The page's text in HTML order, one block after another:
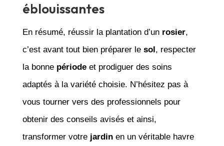
éblouissantes
En résumé, réussir la plantation d’un rosier,
c’est avant tout bien préparer le sol , respecter
la bonne périodeet prodiguer des soins
adaptés à la variété choisie. N’hésitez pas à
vous tourner vers des professionnels pour
obtenir des conseils avisés et ainsi,
transformer votre jardinen un véritable havre